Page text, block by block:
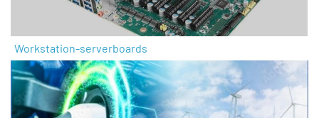
Workstation-serverboards